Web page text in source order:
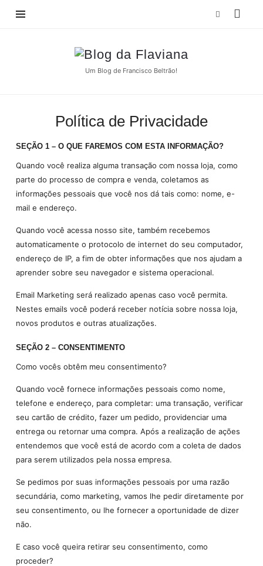
Blog
daUm Blog de Francisco Beltrão!
Política de Privacidade
SEÇÃO 1 – O QUE FAREMOS COM ESTA INFORMAÇÃO?
Quando você realiza alguma transação com nossa loja, como
parte do processo de compra e venda, coletamos as
informações pessoais que você nos dá tais como: nome, e-
mail e endereço.
Quando você acessa nosso site, também recebemos
automaticamente o protocolo de internet do seu computador,
endereço de IP, a fim de obter informações que nos ajudam a
aprender sobre seu navegador e sistema operacional.
Email Marketing será realizado apenas caso você permita.
Nestes emails você poderá receber notícia sobre nossa loja,
novos produtos e outras atualizações.
SEÇÃO 2 – CONSENTIMENTO
Como vocês obtêm meu consentimento?
Quando você fornece informações pessoais como nome,
telefone e endereço, para completar: uma transação, verificar
seu cartão de crédito, fazer um pedido, providenciar uma
entrega ou retornar uma compra. Após a realização de ações
entendemos que você está de acordo com a coleta de dados
para serem utilizados pela nossa empresa.
Se pedimos por suas informações pessoais por uma razão
secundária, como marketing, vamos lhe pedir diretamente por
seu consentimento, ou lhe fornecer a oportunidade de dizer
não.
E caso você queira retirar seu consentimento, como
proceder?